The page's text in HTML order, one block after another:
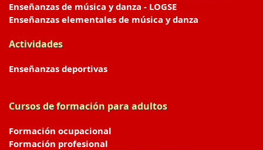
Enseñanzas de música y danza - LOGSE
Enseñanzas elementales de música y danza
Actividades
Enseñanzas deportivas
Cursos de formación para adultos
Formación ocupacional
Formación profesional